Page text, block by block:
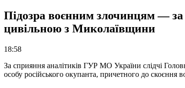
Підозра воєнним злочинцям — за
цивільною з Миколаївщини
18:58
За сприяння аналітиків ГУР МО України слідчі
особу російського окупанта, причетного до скоєння